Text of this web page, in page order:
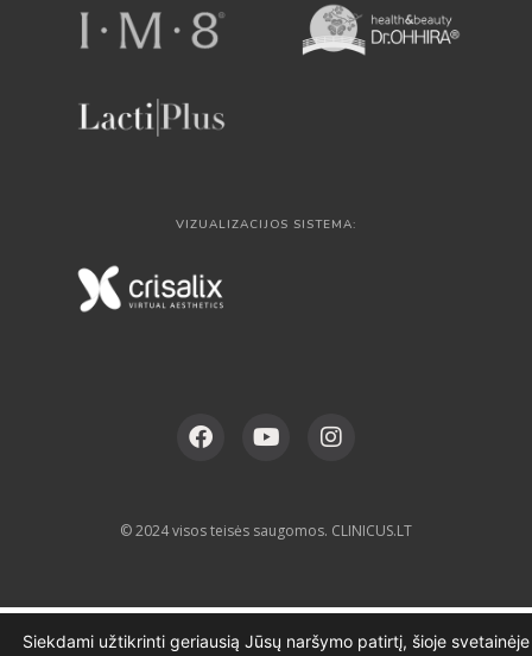
VIZUALIZACIJOS SISTEMA:
© 2024 visos teisės saugomos. CLINICUS.LT
Siekdami užtikrinti geriausią Jūsų naršymo patirtį, šioje svetainėje